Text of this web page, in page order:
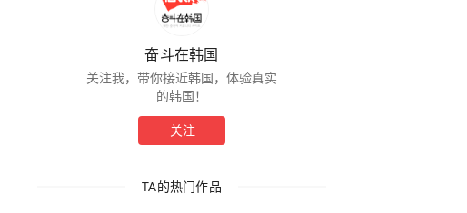
奋斗在韩国
关注我，带你接近韩国，体验真实
的韩国！
关注
TA的热门作品